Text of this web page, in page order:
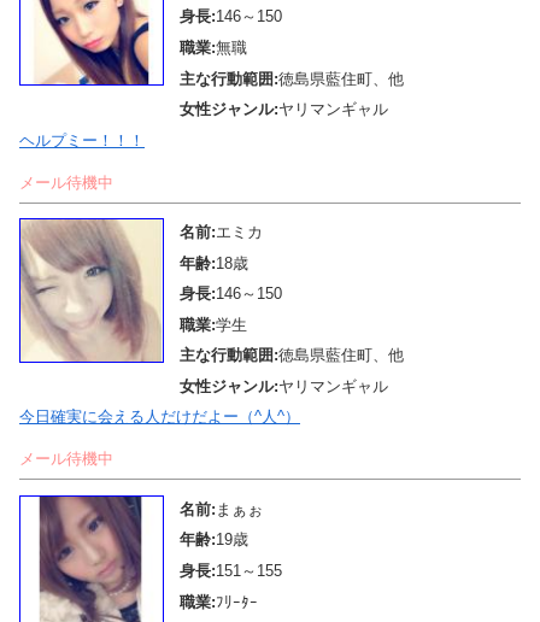
身長:146～150
職業:無職
主な行動範囲:徳島県藍住町、他
女性ジャンル:ヤリマンギャル
ヘルプミー！！！
メール待機中
名前:エミカ
年齢:18歳
身長:146～150
職業:学生
主な行動範囲:徳島県藍住町、他
女性ジャンル:ヤリマンギャル
今日確実に会える人だけだよー（^人^）
メール待機中
名前: まぁぉ
年齢:19歳
身長:151～155
職業:ﾌﾘｰﾀｰ